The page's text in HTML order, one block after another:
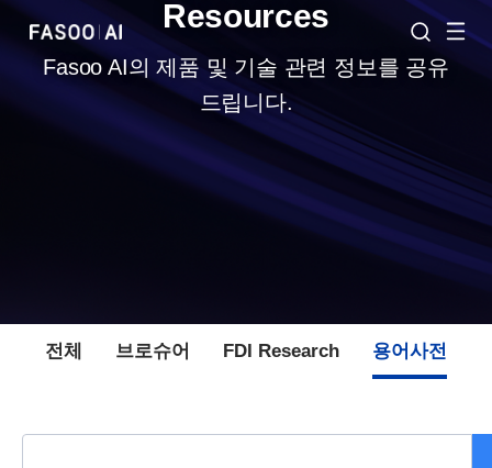
Resources
Fasoo AI의 제품 및 기술 관련 정보를 공유
드립니다.
전체 브로슈어 FDI Research 용어사전